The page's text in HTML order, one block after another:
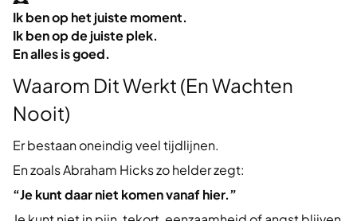
Ik ben op het juiste moment.
Ik ben op de juiste plek.
En alles is goed.
Waarom Dit Werkt (En Wachten
Nooit)
Er bestaan oneindig veel tijdlijnen.
En zoals Abraham Hicks zo helder zegt:
“Je kunt daar niet komen vanaf hier.”